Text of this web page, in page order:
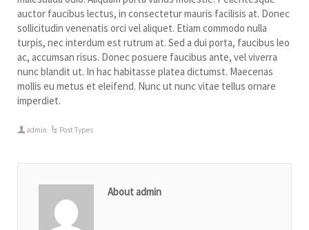
auctor faucibus lectus, in consectetur mauris facilisis at. Donec
sollicitudin venenatis orci vel aliquet. Etiam commodo nulla
turpis, nec interdum est rutrum at. Sed a dui porta, faucibus leo
ac, accumsan risus. Donec posuere faucibus ante, vel viverra
nunc blandit ut. In hac habitasse platea dictumst. Maecenas
mollis eu metus et eleifend. Nunc ut nunc vitae tellus ornare
imperdiet.
admin Post Types
About admin